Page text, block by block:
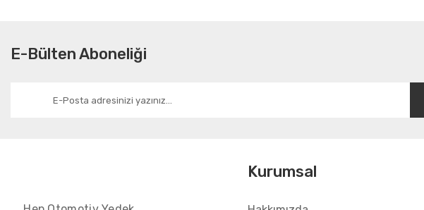
E-Bülten Aboneliği
Kurumsal